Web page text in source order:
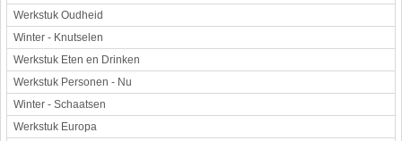
Werkstuk Oudheid
Winter - Knutselen
Werkstuk Eten en Drinken
Werkstuk Personen - Nu
Winter - Schaatsen
Werkstuk Europa